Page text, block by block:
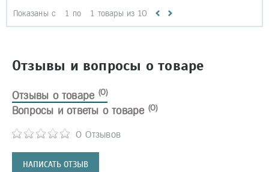
Показаны с 1 по 1 товары из 10
Отзывы и вопросы о товаре
Отзывы о товаре (0)
0 Отзывов
НАПИСАТЬ ОТЗЫВ
Вопросы и ответы о товаре (0)